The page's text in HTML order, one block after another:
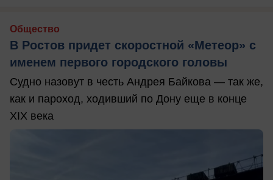
Общество
В Ростов придет скоростной «Метеор» с
именем первого городского головы
Судно назовут в честь Андрея Байкова — так же,
как и пароход, ходивший по Дону еще в конце
XIX века